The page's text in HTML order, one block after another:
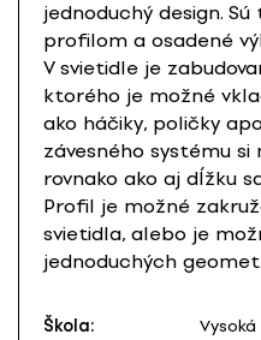
jednoduchý design.
profilom a osadené
V svietidle je
ktorého je možné
ako háčiky, poličky
závesného systému
rovnako ako aj dĺžku
Profil je možné
svietidla, alebo je
jednoduchých
Škola: